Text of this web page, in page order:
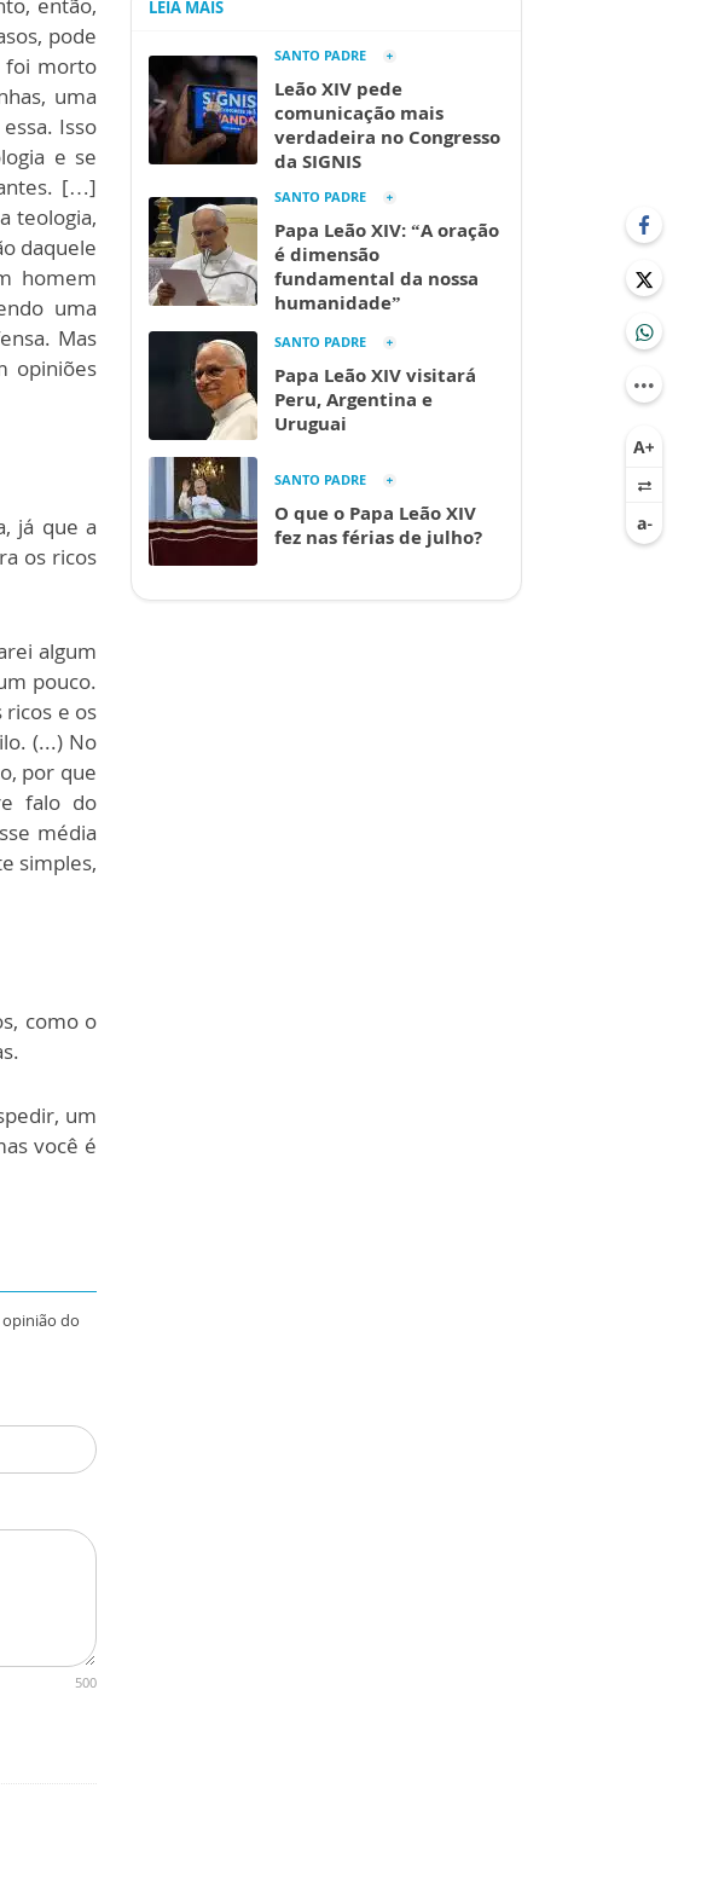
pode
foi morto
uma
Isso
e se
[…]
teologia,
daquele
homem
uma
Mas
opiniões
já que a
os ricos
algum
pouco.
ricos e os
(...) No
por que
falo do
média
simples,
como o
um
você é
opinião do
500
LEIA MAIS
SANTO PADRE
Leão XIV pede
comunicação mais
verdadeira no Congresso
da SIGNIS
SANTO PADRE
Papa Leão XIV: “A oração
é dimensão
fundamental da nossa
humanidade”
SANTO PADRE
Papa Leão XIV visitará
Peru, Argentina e
Uruguai
SANTO PADRE
O que o Papa Leão XIV
fez nas férias de julho?